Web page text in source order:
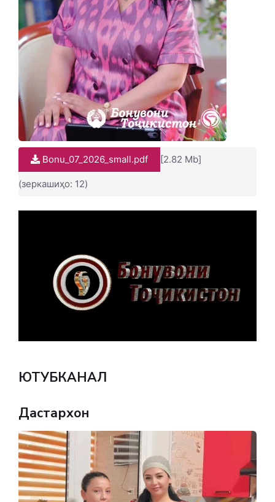
Bonu_07_2026_small.pdf [2.82 Mb]
(зеркашиҳо: 12)
ЮТУБКАНАЛ
Дастархон